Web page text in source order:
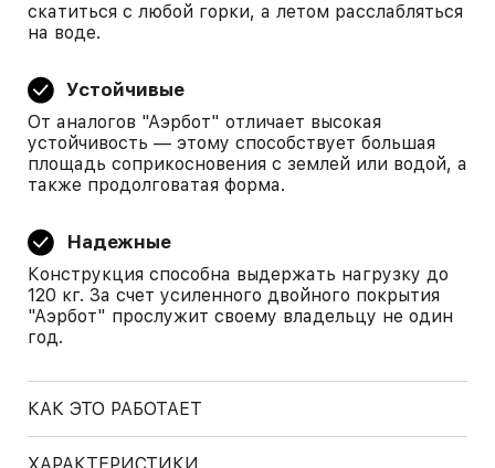
скатиться с любой горки, а летом расслабляться
на воде.
Устойчивые
От аналогов "Аэрбот" отличает высокая
устойчивость — этому способствует большая
площадь соприкосновения с землей или водой, а
также продолговатая форма.
Надежные
Конструкция способна выдержать нагрузку до
120 кг. За счет усиленного двойного покрытия
"Аэрбот" прослужит своему владельцу не один
год.
КАК ЭТО РАБОТАЕТ